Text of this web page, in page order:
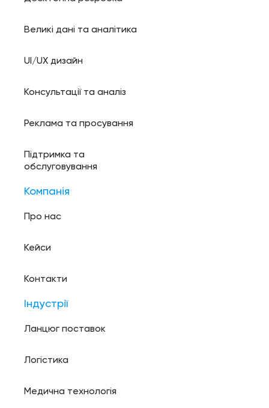
Великі дані та аналітика
UI/UX дизайн
Консультації та аналіз
Реклама та просування
Підтримка та
обслуговування
Компанія
Про нас
Кейси
Контакти
Індустрії
Ланцюг поставок
Логістика
Медична технологія